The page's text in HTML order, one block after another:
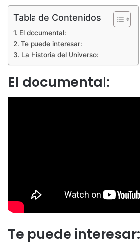
Tabla de Contenidos
El documental:
Te puede interesar:
La Historia del Universo:
El documental:
Te puede interesar: